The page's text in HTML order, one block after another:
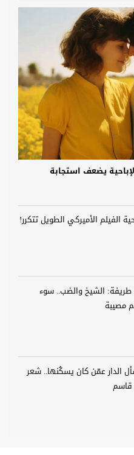
يضعف استجابة
الفيلم الأميركي الطويل تتكرر!
الشيخ والضب.. سوء
مصيبة
الدار عمّن كان يسكُنها.. شعر
قاسم